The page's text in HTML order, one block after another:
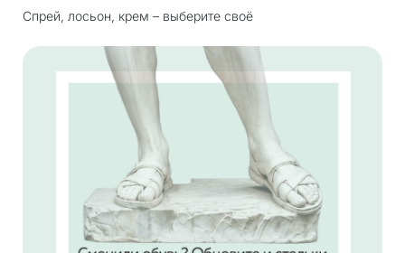
Спрей, лосьон, крем – выберите своё